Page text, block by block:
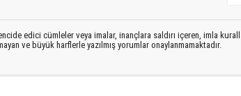
edici cümleler veya imalar, inançlara saldırı içeren, imla
ve büyük harflerle yazılmış yorumlar onaylanmamaktadır.